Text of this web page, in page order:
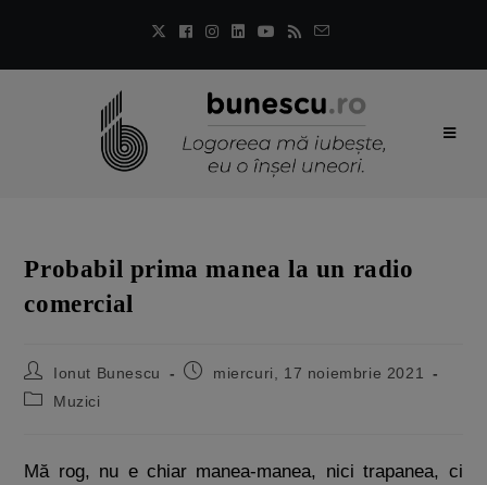
Probabil prima manea la un radio
comercial
Ionut Bunescu
miercuri, 17 noiembrie 2021
Muzici
Mă rog, nu e chiar manea-manea, nici trapanea, ci